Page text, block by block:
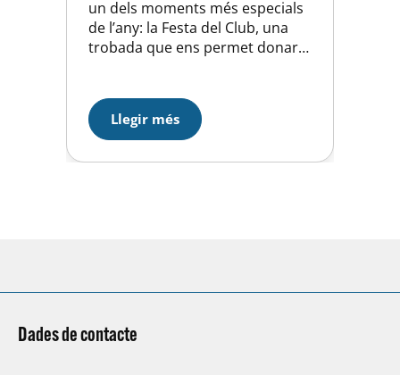
un dels moments més especials
de l’any: la Festa del Club, una
trobada que ens permet donar
l’esforç, el compromís i els èxits
dels nostres equips i esportistes
durant el curs anterior. L’acte,
que va reunir famílies,
Llegir més
Dades de contacte